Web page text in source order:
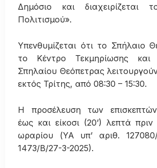
Δημόσιο και διαχειρίζεται
Πολιτισμού».
Υπενθυμίζεται ότι το Σπήλαιο
το Κέντρο Τεκμηρίωσης και
Σπηλαίου Θεόπετρας
εκτός Τρίτης, από 08:30 – 15:30.
Η προσέλευση των επισκεπτών
έως και είκοσι (20’) λεπτά
ωραρίου (ΥΑ υπ’ αριθ.
1473/Β/27-3-2025).